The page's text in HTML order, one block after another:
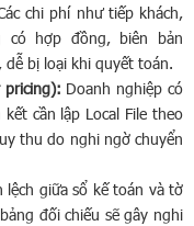
chi phí như tiếp khách,
có hợp đồng, biên bản
bị loại khi quyết toán.
pricing): Doanh nghiệp có
cần lập Local File theo
thu do nghi ngờ chuyển
lệch giữa sổ kế toán và tờ
đối chiếu sẽ gây nghi